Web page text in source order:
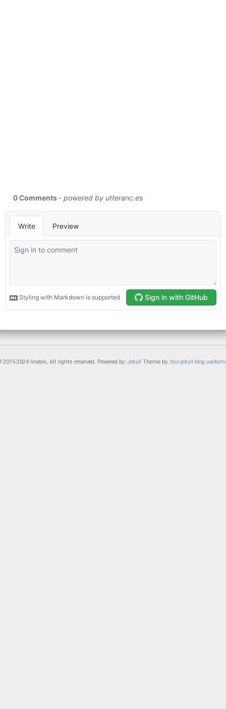
2015-2024 lindexi, All rights reserved. Powered by: Jekyll Theme by: hcz-jekyll-blog walterlv